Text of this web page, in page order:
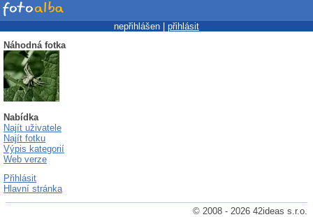
nepřihlášen | přihlásit
Náhodná fotka
Nabídka
Najít uživatele
Najít fotku
Výpis kategorií
Web verze
Přihlásit
Hlavní stránka
© 2008 - 2026 42ideas s.r.o.